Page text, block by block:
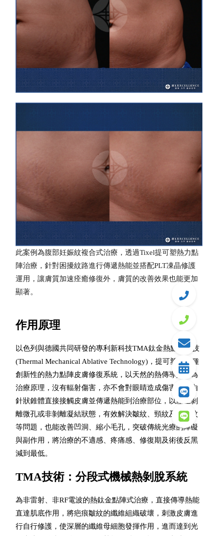
此案例為腹部妊娠紋複合式治療，透過Tixel提可塑熱力點
陣治療，針對困擾紋路進行傳遞熱能並搭配PLT凍晶修護
運用，讓膚質加速痊癒修復外，膚質的改善效果也能更加
顯著。
作用原理
以色列與德國共同研發的專利新科技TMA鈦金熱點陣科技
(Thermal Mechanical Ablative Technology)，提可塑是一種
創新性的熱力點陣皮膚修復系統，以天然的熱傳導效應為
治療原理，沒有輻射傷害，亦不會對眼睛造成傷害。藉由
針狀錐體直接接觸皮膚並傳遞熱能到治療部位，以產生剝
離微孔或非剝離凝結狀態，有效解決皺紋、頸紋及妊娠紋
等問題，也能改善凹洞、縮小毛孔，突破傳統光療的障礙
與副作用，將治療的不適感、疼痛感、修復期及術後反黑
減到最低。
TMA技術：分段式機械熱剝脫系統
為非雷射、非RF電波的熱鈦金點陣式治療，直接傳導熱能
直達肌底作用，將疤痕皺紋的纖維組織破壞，刺激皮膚進
行自行修護，使深層的纖維母細胞發揮作用，進而達到光